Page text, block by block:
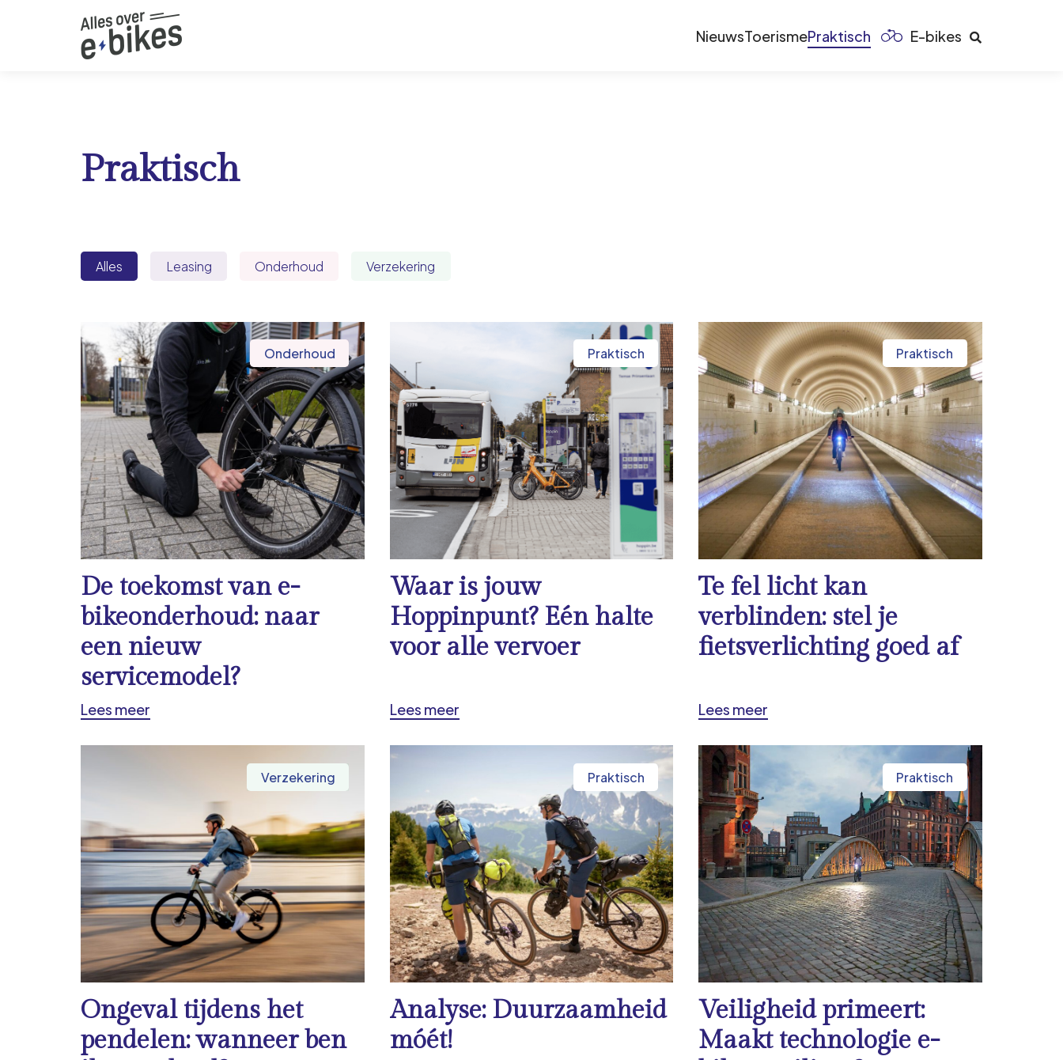
NieuwsToerismePraktisch E-bikes
Praktisch
Alles Leasing Onderhoud Verzekering
Onderhoud
De toekomst van e-
bikeonderhoud: naar
een nieuw
servicemodel?
Lees meer
Praktisch
Waar is jouw
Hoppinpunt? Eén halte
voor alle vervoer
Lees meer
Praktisch
Te fel licht kan
verblinden: stel je
fietsverlichting goed af
Lees meer
Verzekering
Ongeval tijdens het
pendelen: wanneer ben
Praktisch
Analyse: Duurzaamheid
móét!
Praktisch
Veiligheid primeert:
Maakt technologie e-